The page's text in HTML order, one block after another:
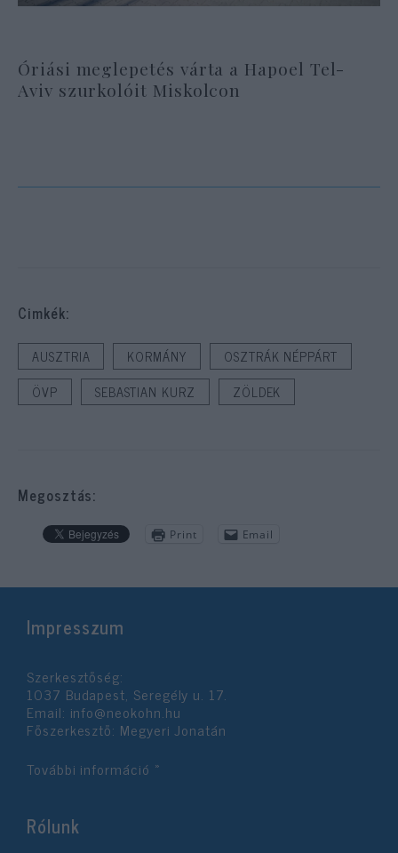
Óriási meglepetés várta a Hapoel Tel-
Aviv szurkolóit Miskolcon
Cimkék:
AUSZTRIA KORMÁNY
OSZTRÁK NÉPPÁRT
ÖVP
SEBASTIAN KURZ ZÖLDEK
Megosztás:
Print Email
Impresszum
Szerkesztőség:
1037 Budapest, Seregély u. 17.
Email: info@neokohn.hu
Főszerkesztő: Megyeri Jonatán
További információ »
Rólunk